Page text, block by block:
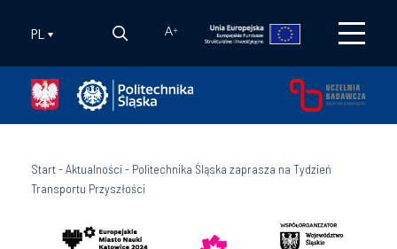
PL A+
Start-Aktualności- Politechnika Śląska zaprasza na Tydzień
Transportu Przyszłości